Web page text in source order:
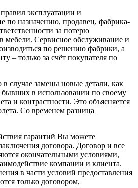
эксплуатации и
по назначению, продавец, фабрика-
за потерю
мебели. Сервисное обслуживание и
по решению фабрики, а
– только за счёт покупателя по
случае замены новые детали, как
бывших в использовании по своему
и контрастности. Это объясняется
Со временем разница
гарантий Вы можете
договора. Договор и все
окончательными условиями,
компании и клиента.
в части условий предоставления
только договором,